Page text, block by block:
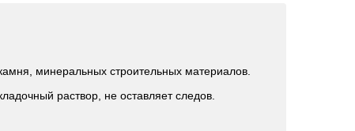
минеральных строительных материалов.
раствор, не оставляет следов.